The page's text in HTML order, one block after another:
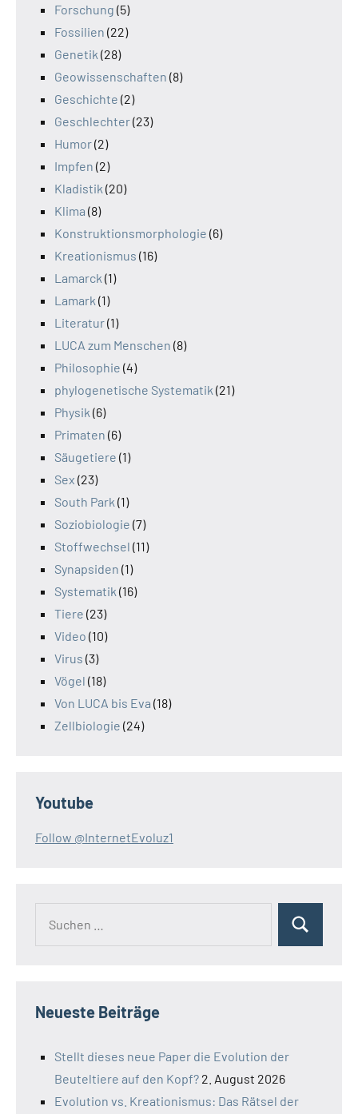
Forschung (5)
Fossilien (22)
Genetik (28)
Geowissenschaften (8)
Geschichte (2)
Geschlechter(23)
Humor(2)
Impfen (2)
Kladistik (20)
Klima (8)
Konstruktionsmorphologie (6)
Kreationismus (16)
Lamarck (1)
Lamark (1)
Literatur(1)
LUCA zum Menschen (8)
Philosophie (4)
phylogenetische Systematik (21)
Physik (6)
Primaten (6)
Säugetiere (1)
Sex (23)
South Park (1)
Soziobiologie (7)
Stoffwechsel (11)
Synapsiden (1)
Systematik (16)
Tiere (23)
Video (10)
Virus (3)
Vögel (18)
Von LUCA bis Eva (18)
Zellbiologie (24)
Youtube
Follow @InternetEvoluz1
Suchen
Neueste Beiträge
Stellt dieses neue Paper die Evolution der
Beuteltiere auf den Kopf? 2. August 2026
Evolution vs. Kreationismus: Das Rätsel der